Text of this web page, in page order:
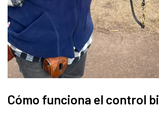
Cómo funciona el control